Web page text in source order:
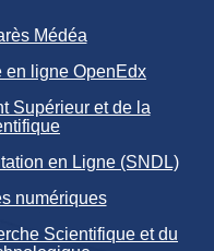
Médéa
en ligne OpenEdx
Supérieur et de la
en Ligne (SNDL)
numériques
Scientifique et du